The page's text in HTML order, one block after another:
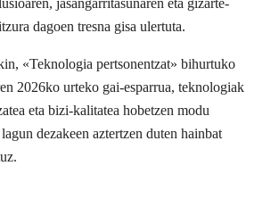
jasangarritasunaren eta gizarte-
dagoen tresna gisa ulertuta.
«Teknologia pertsonentzat» bihurtuko
2026ko urteko gai-esparrua, teknologiak
eta bizi-kalitatea hobetzen modu
dezakeen aztertzen duten hainbat